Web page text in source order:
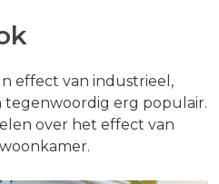
effect van industrieel,
tegenwoordig erg populair.
over het effect van